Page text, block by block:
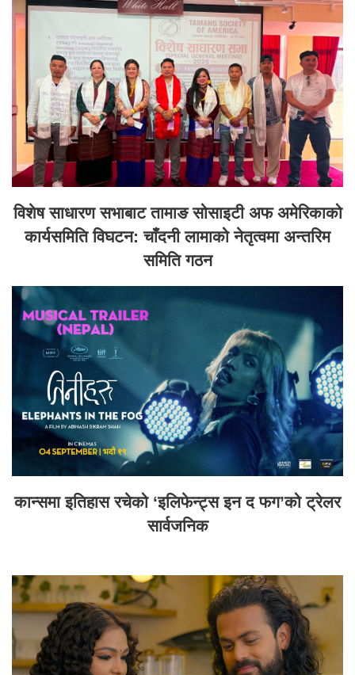
विशेष साधारण सभाबाट तामाङ सोसाइटी अफ अमेरिकाको
कार्यसमिति विघटन: चाँदनी लामाको नेतृत्वमा अन्तरिम
समिति गठन
कान्समा इतिहास रचेको ‘इलिफेन्ट्स इन द फग’को ट्रेलर
सार्वजनिक